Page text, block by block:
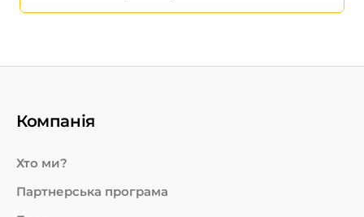
Компанія
Хто ми?
Партнерська програма